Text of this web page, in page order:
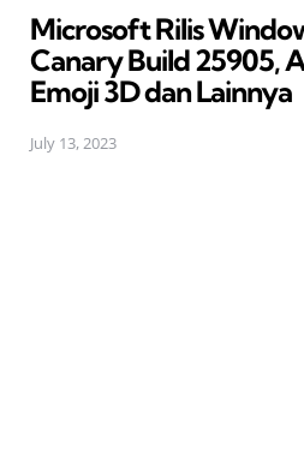
Microsoft Rilis
Canary Build 25905,
Emoji 3D dan Lainnya
July 13, 2023